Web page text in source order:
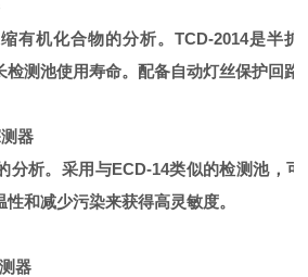
有机化合物的分析。TCD-2014是半扩
检测池使用寿命。配备自动灯丝保护回路
器
分析。采用与ECD-14类似的检测池，可
和减少污染来获得高灵敏度。
器